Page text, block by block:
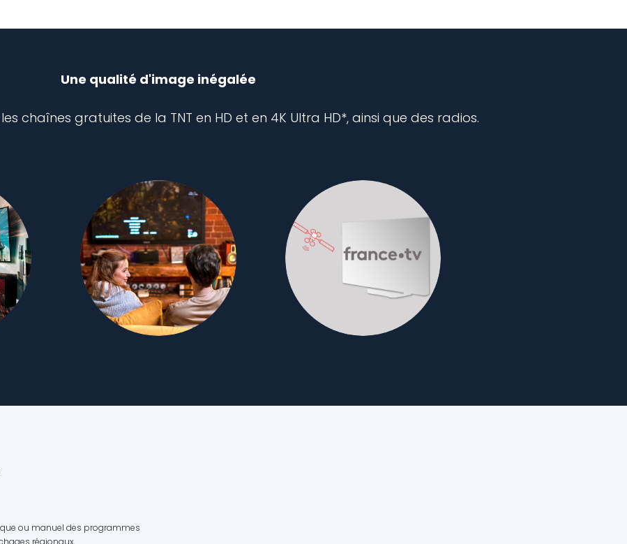
Une qualité d'image inégalée
chaînes gratuites de la TNT en HD et en 4K Ultra HD*, ainsi que des radios.
ou manuel des programmes